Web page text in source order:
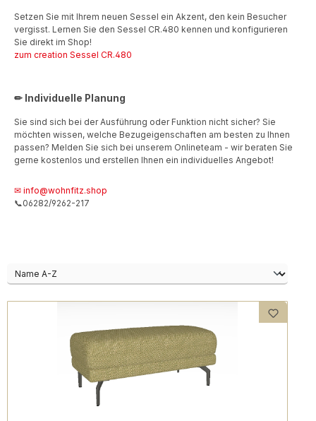
Setzen Sie mit Ihrem neuen Sessel ein Akzent, den kein Besucher
vergisst. Lernen Sie den Sessel CR.480 kennen und konfigurieren
Sie direkt im Shop!
zum creation Sessel CR.480
✏ Individuelle Planung
Sie sind sich bei der Ausführung oder Funktion nicht sicher? Sie
möchten wissen, welche Bezugeigenschaften am besten zu Ihnen
passen? Melden Sie sich bei unserem Onlineteam - wir beraten Sie
gerne kostenlos und erstellen Ihnen ein individuelles Angebot!
✉ info@wohnfitz.shop
📞06282/9262-217